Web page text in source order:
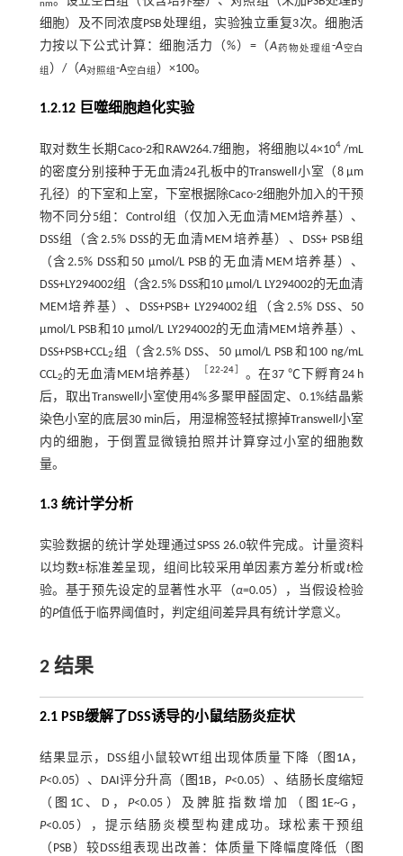
nm
细胞）及不同浓度PSB处理组，实验独立重复3次。细胞活
力按以下公式计算：细胞活力（%）=（A药物处理组-A空白
组）/（A对照组-A空白组）×100。
1.2.12 巨噬细胞趋化实验
取对数生长期Caco-2和RAW264.7细胞，将细胞以4×104/mL
的密度分别接种于无血清24孔板中的Transwell小室（8 μm
孔径）的下室和上室，下室根据除Caco-2细胞外加入的干预
物不同分5组：Control组（仅加入无血清MEM培养基）、
DSS组（含2.5% DSS的无血清MEM培养基）、DSS+ PSB组
（含2.5% DSS和50 μmol/L PSB的无血清MEM培养基）、
DSS+LY294002组（含2.5% DSS和10 μmol/L LY294002的无血清
MEM培养基）、DSS+PSB+ LY294002组（含2.5% DSS、50
μmol/L PSB和10 μmol/L LY294002的无血清MEM培养基）、
DSS+PSB+CCL2组（含2.5% DSS、50 μmol/L PSB和100 ng/mL
CCL2的无血清MEM培养基） ［22-24］ 。在37 ℃下孵育24 h
后，取出Transwell小室使用4%多聚甲醛固定、0.1%结晶紫
染色小室的底层30 min后，用湿棉签轻拭擦掉Transwell小室
内的细胞，于倒置显微镜拍照并计算穿过小室的细胞数
量。
1.3 统计学分析
实验数据的统计学处理通过SPSS 26.0软件完成。计量资料
以均数±标准差呈现，组间比较采用单因素方差分析或t检
验。基于预先设定的显著性水平（α=0.05），当假设检验
的P值低于临界阈值时，判定组间差异具有统计学意义。
2 结果
2.1 PSB缓解了DSS诱导的小鼠结肠炎症状
结果显示，DSS组小鼠较WT组出现体质量下降（ 图1A，
P<0.05）、DAI评分升高（ 图1B， P<0.05）、结肠长度缩短
（ 图1C、D，P<0.05）及脾脏指数增加（ 图1E~G，
P<0.05），提示结肠炎模型构建成功。球松素干预组
（PSB）较DSS组表现出改善：体质量下降幅度降低（ 图